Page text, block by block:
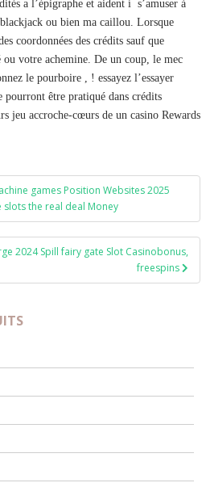
a l’épigraphe et aident í s’amuser à
ou bien ma caillou. Lorsque
coordonnées des crédits sauf que
votre achemine. De un coup, le mec
le pourboire , ! essayez l’essayer
pourront être pratiqué dans crédits
jeu accroche-cœurs de un casino Rewards
games Position Websites 2025
slots the real deal Money
2024 Spill fairy gate Slot Casinobonus,
freespins